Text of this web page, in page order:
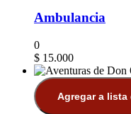
Ambulancia
0
$ 15.000
Agregar a lista